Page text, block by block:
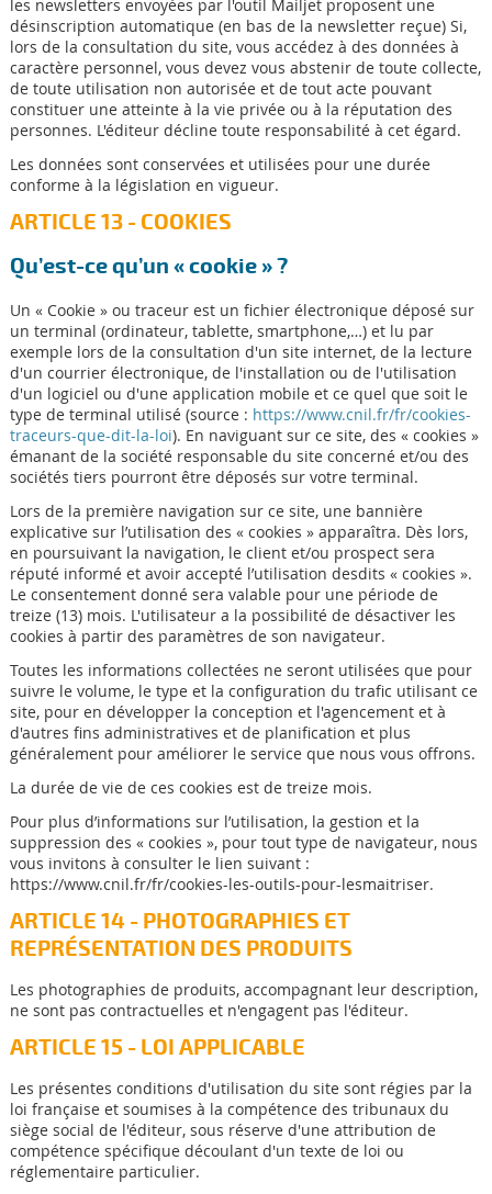
les newsletters envoyées par l'outil Mailjet proposent une
désinscription automatique (en bas de la newsletter reçue) Si,
lors de la consultation du site, vous accédez à des données à
caractère personnel, vous devez vous abstenir de toute collecte,
de toute utilisation non autorisée et de tout acte pouvant
constituer une atteinte à la vie privée ou à la réputation des
personnes. L'éditeur décline toute responsabilité à cet égard.
Les données sont conservées et utilisées pour une durée
conforme à la législation en vigueur.
ARTICLE 13 - COOKIES
Qu’est-ce qu’un « cookie » ?
Un « Cookie » ou traceur est un fichier électronique déposé sur
un terminal (ordinateur, tablette, smartphone,…) et lu par
exemple lors de la consultation d'un site internet, de la lecture
d'un courrier électronique, de l'installation ou de l'utilisation
d'un logiciel ou d'une application mobile et ce quel que soit le
type de terminal utilisé (source : https://www.cnil.fr/fr/cookies-
traceurs-que-dit-la-loi). En naviguant sur ce site, des « cookies »
émanant de la société responsable du site concerné et/ou des
sociétés tiers pourront être déposés sur votre terminal.
Lors de la première navigation sur ce site, une bannière
explicative sur l’utilisation des « cookies » apparaîtra. Dès lors,
en poursuivant la navigation, le client et/ou prospect sera
réputé informé et avoir accepté l’utilisation desdits « cookies ».
Le consentement donné sera valable pour une période de
treize (13) mois. L'utilisateur a la possibilité de désactiver les
cookies à partir des paramètres de son navigateur.
Toutes les informations collectées ne seront utilisées que pour
suivre le volume, le type et la configuration du trafic utilisant ce
site, pour en développer la conception et l'agencement et à
d'autres fins administratives et de planification et plus
généralement pour améliorer le service que nous vous offrons.
La durée de vie de ces cookies est de treize mois.
Pour plus d’informations sur l’utilisation, la gestion et la
suppression des « cookies », pour tout type de navigateur, nous
vous invitons à consulter le lien suivant :
https://www.cnil.fr/fr/cookies-les-outils-pour-lesmaitriser.
ARTICLE 14 - PHOTOGRAPHIES ET
REPRÉSENTATION DES PRODUITS
Les photographies de produits, accompagnant leur description,
ne sont pas contractuelles et n'engagent pas l'éditeur.
ARTICLE 15 - LOI APPLICABLE
Les présentes conditions d'utilisation du site sont régies par la
loi française et soumises à la compétence des tribunaux du
siège social de l'éditeur, sous réserve d'une attribution de
compétence spécifique découlant d'un texte de loi ou
réglementaire particulier.